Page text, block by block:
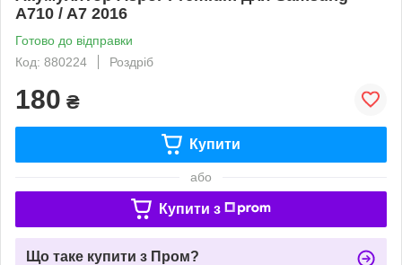
A710 / A7 2016
Готово до відправки
Код: 880224
Роздріб
180 ₴
Купити
або
Купити з
Що таке купити з Пром?